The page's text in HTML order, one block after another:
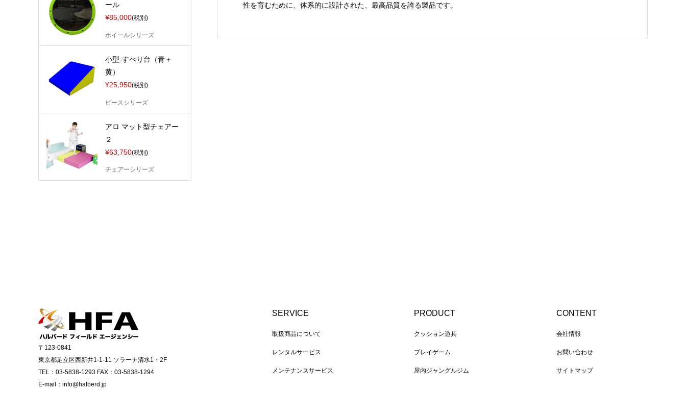
性を育むために、体系的に設計された、最高品質を誇る製品です。
ール
¥85,000(税別)
ホイールシリーズ
小型-すべり台（青＋
黄）
¥25,950(税別)
ピースシリーズ
アロ マット型チェアー
２
¥63,750(税別)
チェアーシリーズ
〒123-0841
東京都足立区西新井1-1-11 ソラーナ清水1・2F
TEL：03-5838-1293 FAX：03-5838-1294
E-mail：info@halberd.jp
SERVICE
取扱商品について
レンタルサービス
メンテナンスサービス
PRODUCT
クッション遊具
プレイゲーム
屋内ジャングルジム
CONTENT
会社情報
お問い合わせ
サイトマップ